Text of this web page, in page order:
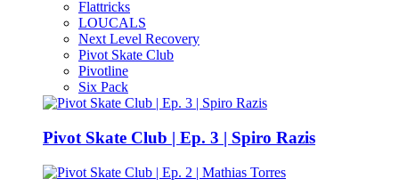
Flattricks
LOUCALS
Next Level Recovery
Pivot Skate Club
Pivotline
Six Pack
Pivot Skate Club | Ep. 3 | Spiro Razis